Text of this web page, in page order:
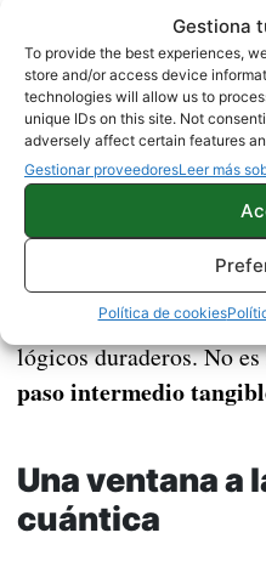
Gestiona
To provide the best experiences,
store and/or access device
technologies will allow us to
unique IDs on this site. Not
adversely affect certain features
Gestionar proveedoresLeer más
Política de cookies
A corto plazo, no tendrá
funcionamiento de tu
horizonte para laIA que
catalizadores o baterías
moléculas complejas
a descubrimientos.
prácticas en cinco años
hardware y el control
lógicos duraderos. No
paso intermedio
Una ventana a
cuántica